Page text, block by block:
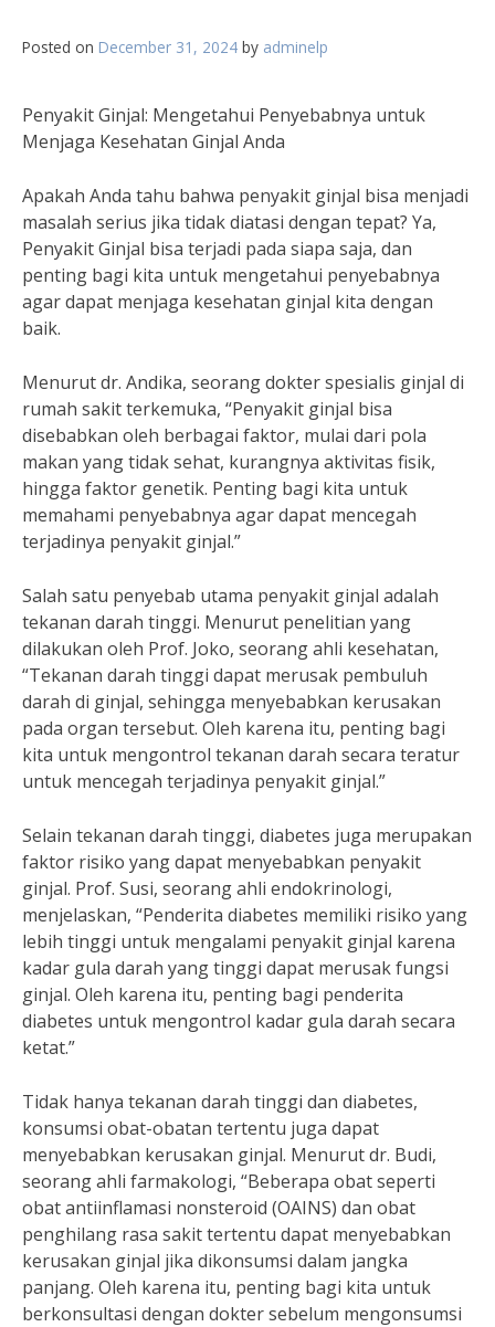
Posted on December 31, 2024 by adminelp
Penyakit Ginjal: Mengetahui Penyebabnya untuk
Menjaga Kesehatan Ginjal Anda
Apakah Anda tahu bahwa penyakit ginjal bisa menjadi
masalah serius jika tidak diatasi dengan tepat? Ya,
Penyakit Ginjal bisa terjadi pada siapa saja, dan
penting bagi kita untuk mengetahui penyebabnya
agar dapat menjaga kesehatan ginjal kita dengan
baik.
Menurut dr. Andika, seorang dokter spesialis ginjal di
rumah sakit terkemuka, “Penyakit ginjal bisa
disebabkan oleh berbagai faktor, mulai dari pola
makan yang tidak sehat, kurangnya aktivitas fisik,
hingga faktor genetik. Penting bagi kita untuk
memahami penyebabnya agar dapat mencegah
terjadinya penyakit ginjal.”
Salah satu penyebab utama penyakit ginjal adalah
tekanan darah tinggi. Menurut penelitian yang
dilakukan oleh Prof. Joko, seorang ahli kesehatan,
“Tekanan darah tinggi dapat merusak pembuluh
darah di ginjal, sehingga menyebabkan kerusakan
pada organ tersebut. Oleh karena itu, penting bagi
kita untuk mengontrol tekanan darah secara teratur
untuk mencegah terjadinya penyakit ginjal.”
Selain tekanan darah tinggi, diabetes juga merupakan
faktor risiko yang dapat menyebabkan penyakit
ginjal. Prof. Susi, seorang ahli endokrinologi,
menjelaskan, “Penderita diabetes memiliki risiko yang
lebih tinggi untuk mengalami penyakit ginjal karena
kadar gula darah yang tinggi dapat merusak fungsi
ginjal. Oleh karena itu, penting bagi penderita
diabetes untuk mengontrol kadar gula darah secara
ketat.”
Tidak hanya tekanan darah tinggi dan diabetes,
konsumsi obat-obatan tertentu juga dapat
menyebabkan kerusakan ginjal. Menurut dr. Budi,
seorang ahli farmakologi, “Beberapa obat seperti
obat antiinflamasi nonsteroid (OAINS) dan obat
penghilang rasa sakit tertentu dapat menyebabkan
kerusakan ginjal jika dikonsumsi dalam jangka
panjang. Oleh karena itu, penting bagi kita untuk
berkonsultasi dengan dokter sebelum mengonsumsi